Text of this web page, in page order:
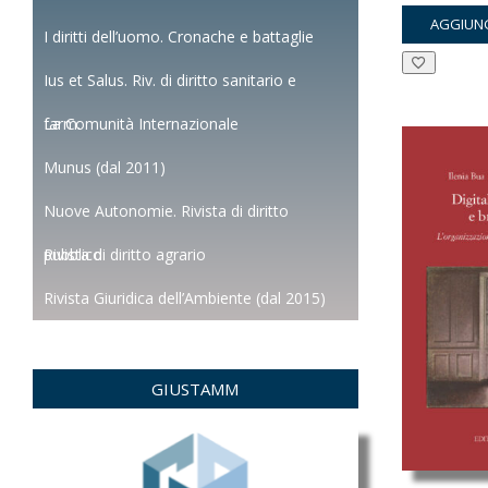
I diritti dell’uomo. Cronache e battaglie
Ius et Salus. Riv. di diritto sanitario e
farm.
La Comunità Internazionale
Munus (dal 2011)
Nuove Autonomie. Rivista di diritto
pubblico
Rivista di diritto agrario
Rivista Giuridica dell’Ambiente (dal 2015)
GIUSTAMM